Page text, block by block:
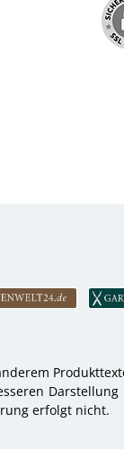
erfolgt nicht.